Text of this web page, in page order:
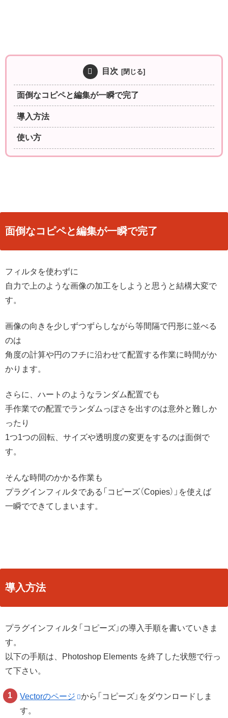
目次
面倒なコピペと編集が一瞬で完了
導入方法
使い方
面倒なコピペと編集が一瞬で完了
フィルタを使わずに
自力で上のような画像の加工をしようと思うと結構大変で
す。
画像の向きを少しずつずらしながら等間隔で円形に並べる
のは
角度の計算や円のフチに沿わせて配置する作業に時間がか
かります。
さらに、ハートのようなランダム配置でも
手作業での配置でランダムっぽさを出すのは意外と難しか
ったり
1つ1つの回転、サイズや透明度の変更をするのは面倒で
す。
そんな時間のかかる作業も
プラグインフィルタである「コピーズ（Copies）」を使えば
一瞬でできてしまいます。
導入方法
プラグインフィルタ「コピーズ」の導入手順を書いていきま
す。
以下の手順は、Photoshop Elements を終了した状態で行っ
て下さい。
Vectorのページ
から「コピーズ」をダウンロードしま
す。